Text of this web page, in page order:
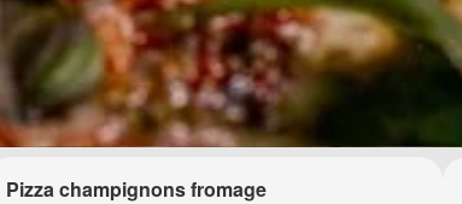
Pizza champignons fromage